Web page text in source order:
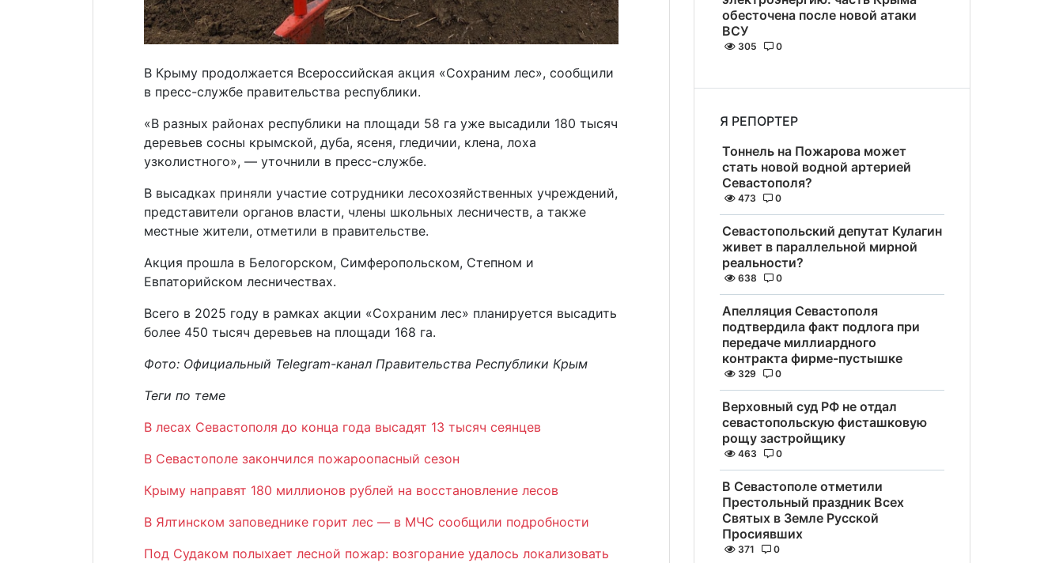
В Крыму продолжается Всероссийская акция «Сохраним лес», сообщили
в пресс-службе правительства республики.
«В разных районах республики на площади 58 га уже высадили 180 тысяч
деревьев сосны крымской, дуба, ясеня, гледичии, клена, лоха
узколистного», — уточнили в пресс-службе.
В высадках приняли участие сотрудники лесохозяйственных учреждений,
представители органов власти, члены школьных лесничеств, а также
местные жители, отметили в правительстве.
Акция прошла в Белогорском, Симферопольском, Степном и
Евпаторийском лесничествах.
Всего в 2025 году в рамках акции «Сохраним лес» планируется высадить
более 450 тысяч деревьев на площади 168 га.
Фото: Официальный Telegram-канал Правительства Республики Крым
Теги по теме
В лесах Севастополя до конца года высадят 13 тысяч сеянцев
В Севастополе закончился пожароопасный сезон
Крыму направят 180 миллионов рублей на восстановление лесов
В Ялтинском заповеднике горит лес — в МЧС сообщили подробности
Под Судаком полыхает лесной пожар: возгорание удалось локализовать
обесточена после новой атаки
ВСУ
305 0
Я РЕПОРТЕР
Тоннель на Пожарова может
стать новой водной артерией
Севастополя?
473 0
Севастопольский депутат Кулагин
живет в параллельной мирной
реальности?
638 0
Апелляция Севастополя
подтвердила факт подлога при
передаче миллиардного
контракта фирме-пустышке
329 0
Верховный суд РФ не отдал
севастопольскую фисташковую
рощу застройщику
463 0
В Севастополе отметили
Престольный праздник Всех
Святых в Земле Русской
Просиявших
371 0